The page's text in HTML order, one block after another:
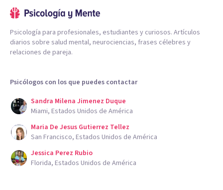
Psicología para profesionales, estudiantes y curiosos. Artículos
diarios sobre salud mental, neurociencias, frases célebres y
relaciones de pareja.
Psicólogos con los que puedes contactar
Sandra Milena Jimenez Duque
Miami, Estados Unidos de América
Maria De Jesus Gutierrez Tellez
San Francisco, Estados Unidos de América
Jessica Perez Rubio
Florida, Estados Unidos de América